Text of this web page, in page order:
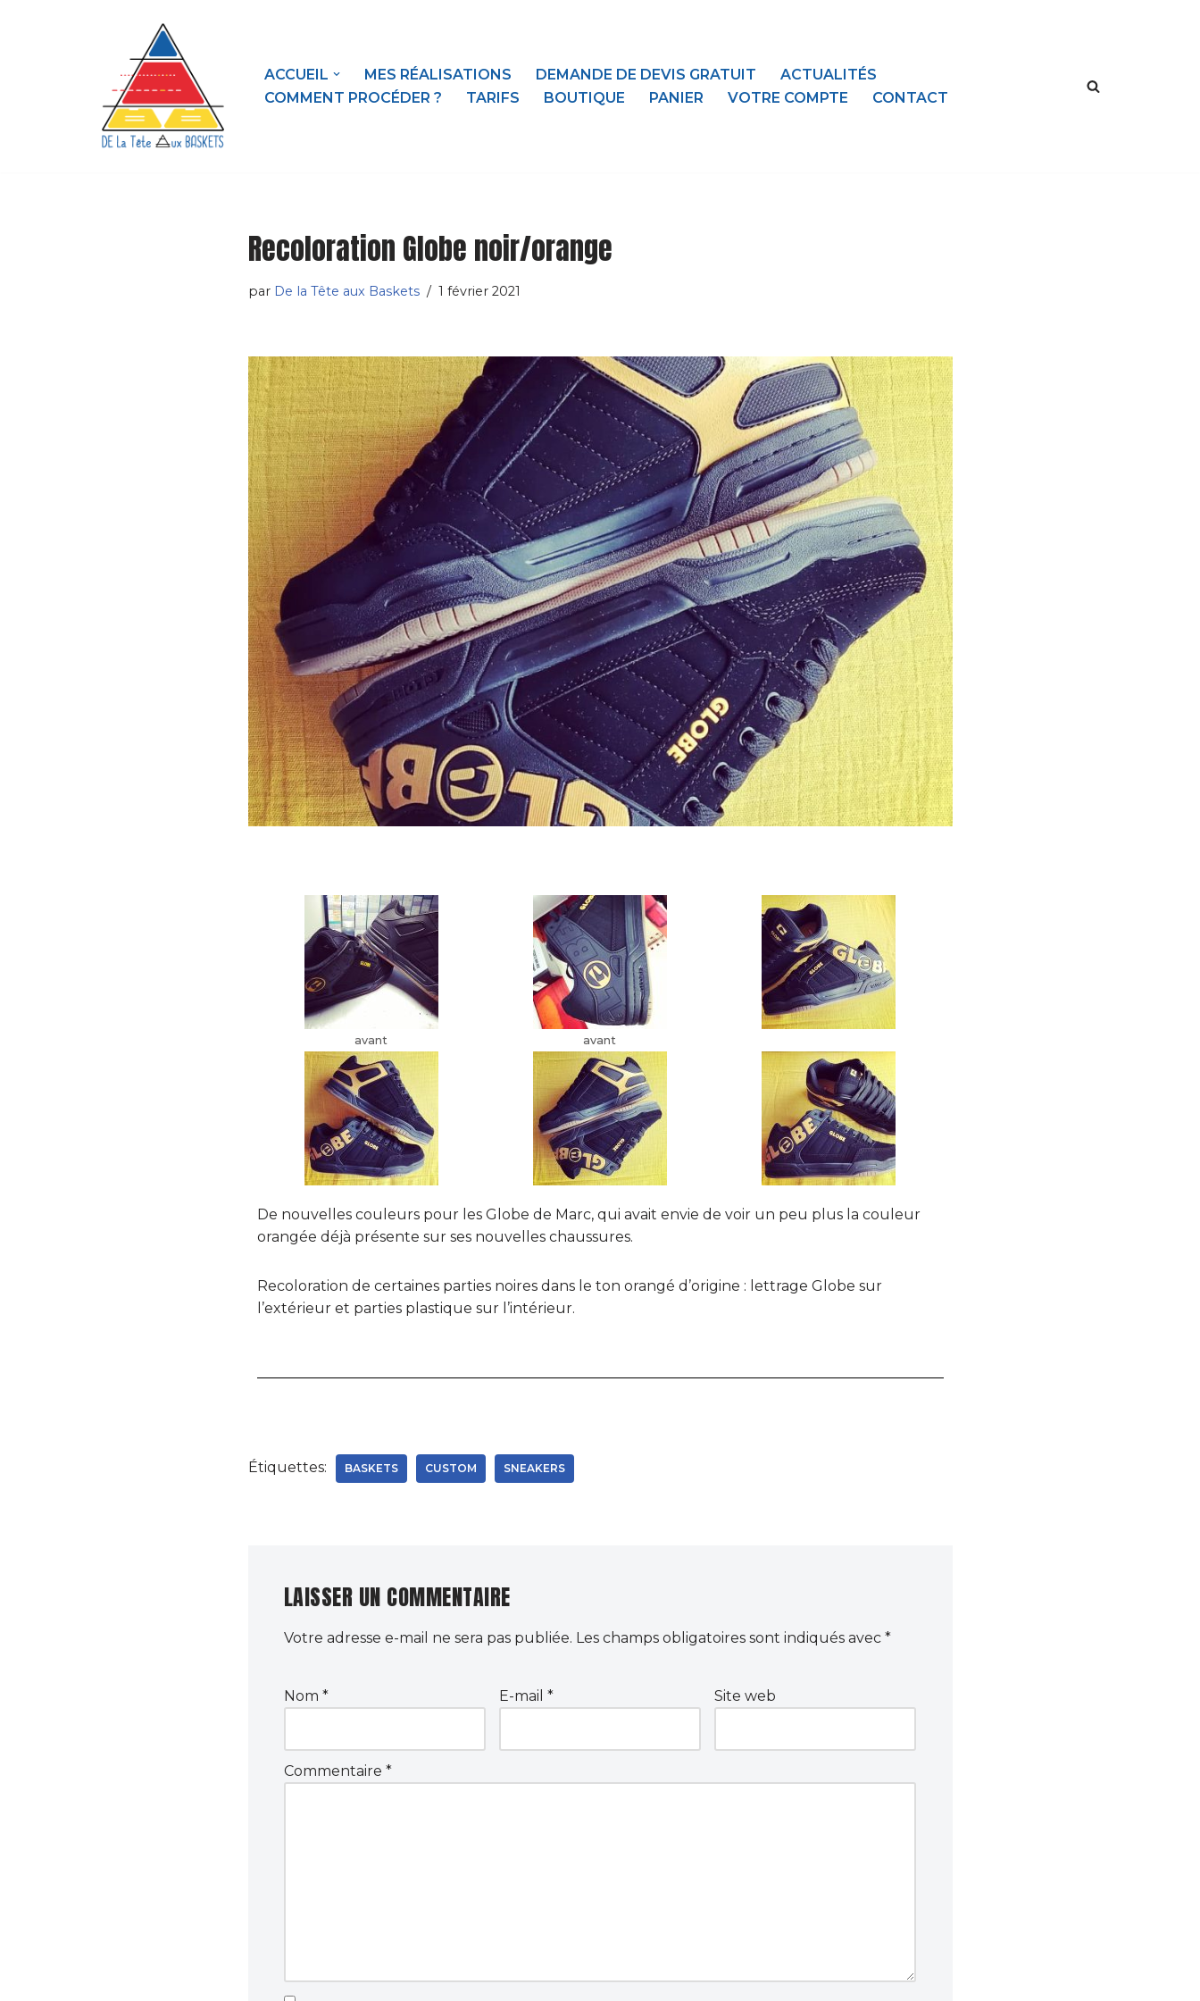
ACCUEIL MES RÉALISATIONS DEMANDE DE DEVIS GRATUIT
ACTUALITÉS
COMMENT PROCÉDER ?
TARIFS BOUTIQUE PANIER VOTRE COMPTE CONTACT
Recoloration Globe noir/orange
par De la Tête aux Baskets 1 février 2021
avant avant
De nouvelles couleurs pour les Globe de Marc, qui avait envie de voir un peu plus la couleur
orangée déjà présente sur ses nouvelles chaussures.
Recoloration de certaines parties noires dans le ton orangé d’origine : lettrage Globe sur
l’extérieur et parties plastique sur l’intérieur.
Étiquettes: BASKETS CUSTOM SNEAKERS
LAISSER UN COMMENTAIRE
Votre adresse e-mail ne sera pas publiée. Les champs obligatoires sont indiqués avec *
Nom * E-mail * Site web
Commentaire *